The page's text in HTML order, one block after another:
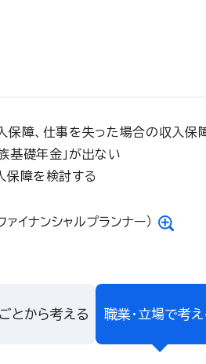
保障、仕事を失った場合の収入
基礎年金」が出ない
保障を検討する
ァイナンシャルプランナー）
とから考える 職業・立場で考え